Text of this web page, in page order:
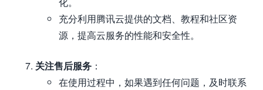
充分利用腾讯云提供的文档、教程和社区资
源，提高云服务的性能和安全性。
关注售后服务 ：
在使用过程中，如果遇到任何问题，及时联系